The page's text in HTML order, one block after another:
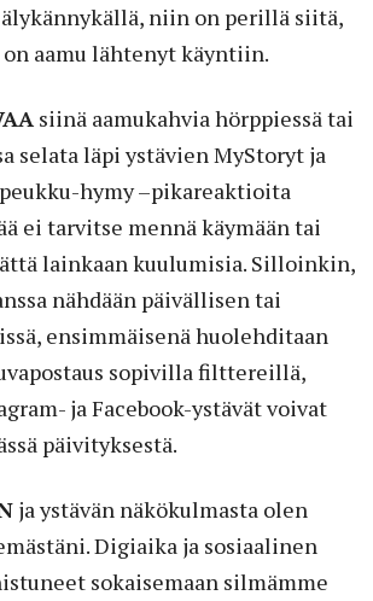
niin on perillä siitä,
aamu lähtenyt käyntiin.
siinä aamukahvia hörppiessä tai
selata läpi ystävien MyStoryt ja
hymy –pikareaktioita
ei tarvitse mennä käymään tai
lainkaan kuulumisia. Silloinkin,
nähdään päivällisen tai
ensimmäisenä huolehditaan
sopivilla filttereillä,
ja Facebook-ystävät voivat
päivityksestä.
ja ystävän näkökulmasta olen
Digiaika ja sosiaalinen
sokaisemaan silmämme